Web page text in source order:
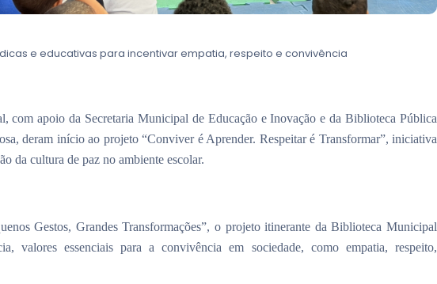
e educativas para incentivar empatia, respeito e convivência
com apoio da Secretaria Municipal de Educação e Inovação e da Biblioteca Pública
deram início ao projeto “Conviver é Aprender. Respeitar é Transformar”, iniciativa
da cultura de paz no ambiente escolar.
Gestos, Grandes Transformações”, o projeto itinerante da Biblioteca Municipal
valores essenciais para a convivência em sociedade, como empatia, respeito,